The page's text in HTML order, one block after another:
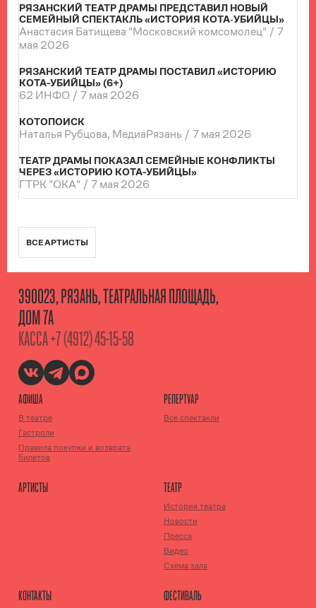
РЯЗАНСКИЙ ТЕАТР ДРАМЫ ПРЕДСТАВИЛ НОВЫЙ
СЕМЕЙНЫЙ СПЕКТАКЛЬ «ИСТОРИЯ КОТА‑УБИЙЦЫ»
Анастасия Батищева "Московский комсомолец" / 7
мая 2026
РЯЗАНСКИЙ ТЕАТР ДРАМЫ ПОСТАВИЛ «ИСТОРИЮ
КОТА-УБИЙЦЫ» (6+)
62 ИНФО / 7 мая 2026
КОТОПОИСК
Наталья Рубцова, МедиаРязань / 7 мая 2026
ТЕАТР ДРАМЫ ПОКАЗАЛ СЕМЕЙНЫЕ КОНФЛИКТЫ
ЧЕРЕЗ «ИСТОРИЮ КОТА-УБИЙЦЫ»
ГТРК "ОКА" / 7 мая 2026
ВСЕ АРТИСТЫ
390023, РЯЗАНЬ, ТЕАТРАЛЬНАЯ ПЛОЩАДЬ,
ДОМ 7А
КАССА+7 (4912) 45-15-58
АФИША
В театре
Гастроли
Правила покупки и возврата
билетов
РЕПЕРТУАР
Все спектакли
АРТИСТЫ ТЕАТР
История театра
Новости
Пресса
Видео
Схема зала
КОНТАКТЫ ФЕСТИВАЛЬ